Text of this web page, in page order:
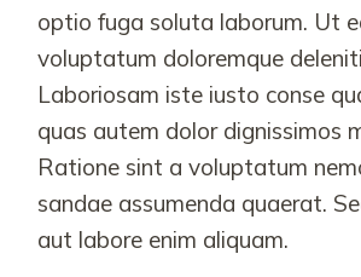
optio fuga soluta laborum. Ut
voluptatum doloremque
Laboriosam iste iusto conse
quas autem dolor dignissimos
Ratione sint a voluptatum
sandae assumenda quaerat.
aut labore enim aliquam.